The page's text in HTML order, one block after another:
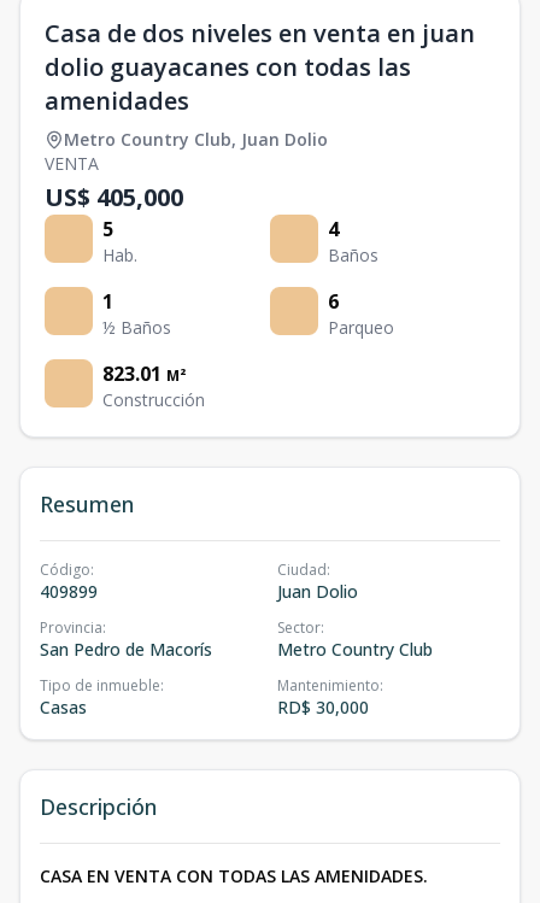
Casa de dos niveles en venta en juan
dolio guayacanes con todas las
amenidades
Metro Country Club, Juan Dolio
VENTA
US$ 405,000
5
Hab.
4
Baños
1
½ Baños
6
Parqueo
823.01 M²
Construcción
Resumen
Código:
409899
Ciudad:
Juan Dolio
Provincia:
San Pedro de Macorís
Sector:
Metro Country Club
Tipo de inmueble:
Casas
Mantenimiento:
RD$ 30,000
Descripción
CASA EN VENTA CON TODAS LAS AMENIDADES.